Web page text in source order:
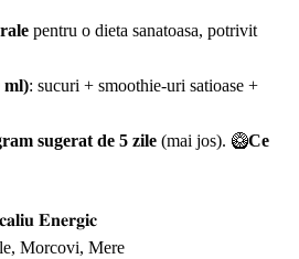
pentru o dieta sanatoasa, potrivit
ml): sucuri + smoothie-uri satioase +
sugerat de 5 zile (mai jos). 🥝Ce
𝐄𝐧𝐞𝐫𝐠𝐢𝐜
Morcovi, Mere